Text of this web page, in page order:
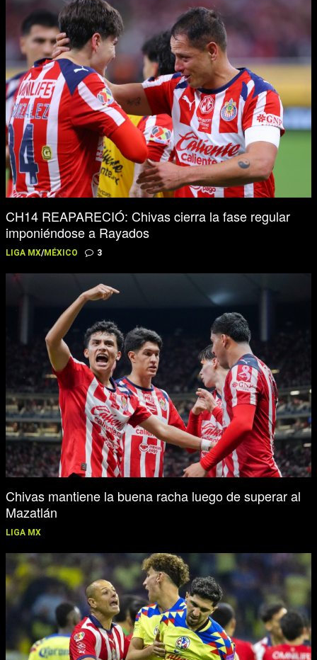
CH14 REAPARECIÓ: Chivas cierra la fase regular
imponiéndose a Rayados
LIGA MX/MÉXICO 3
Chivas mantiene la buena racha luego de superar al
Mazatlán
LIGA MX